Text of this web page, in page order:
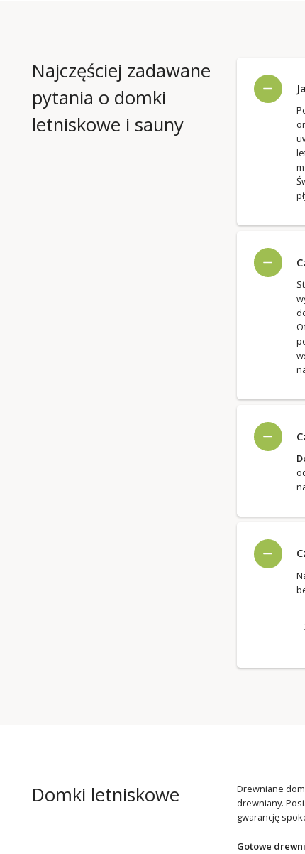
Najczęściej zadawane
pytania o domki
letniskowe i sauny
Domki letniskowe
Drewniane
drewniany.
gwarancję
Gotowe